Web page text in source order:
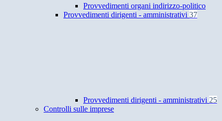
Provvedimenti organi indirizzo-politico
Provvedimenti dirigenti - amministrativi 37
Provvedimenti dirigenti - amministrativi 25
Controlli sulle imprese